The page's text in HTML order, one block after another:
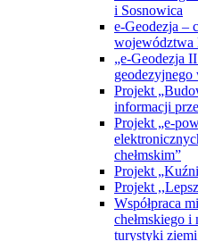
i Sosnowica
e-Geodezja –
województwa
„e-Geodezja
Projekt
informacji
Projekt „e-
chełmskim”
Projekt
Projekt
Współpraca
chełmskiego i
turystyki